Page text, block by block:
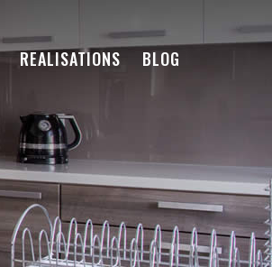
REALISATIONS BLOG